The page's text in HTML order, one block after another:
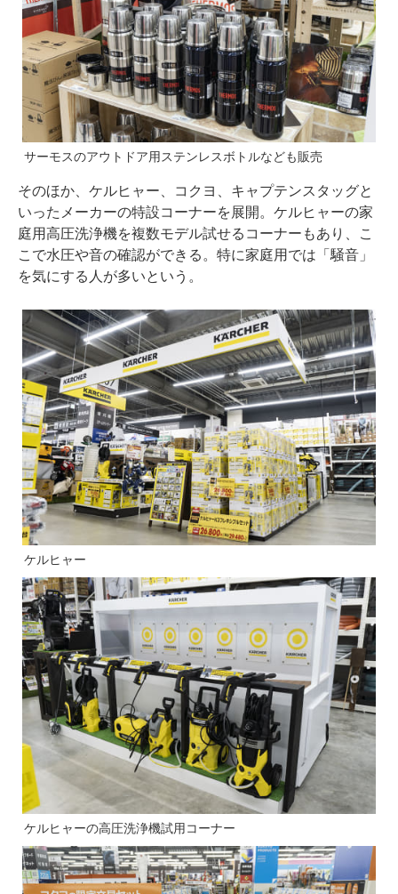
サーモスのアウトドア用ステンレスボトルなども販売
そのほか、ケルヒャー、コクヨ、キャプテンスタッグと
いったメーカーの特設コーナーを展開。ケルヒャーの家
庭用高圧洗浄機を複数モデル試せるコーナーもあり、こ
こで水圧や音の確認ができる。特に家庭用では「騒音」
を気にする人が多いという。
ケルヒャー
ケルヒャーの高圧洗浄機試用コーナー